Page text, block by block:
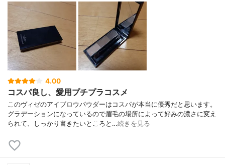
4.00
コスパ良し、愛用プチプラコスメ
このヴィゼのアイブロウパウダーはコスパが本当に優秀だと思います。
グラデーションになっているので眉毛の場所によって好みの濃さに変え
られて、しっかり書きたいところと…続きを見る